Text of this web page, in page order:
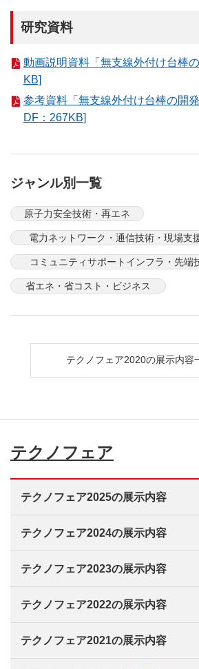
研究資料
動画説明資料「無支線外付け台棒
KB]
参考資料「無支線外付け台棒の開
DF：267KB]
ジャンル別一覧
原子力安全技術・再エネ
電力ネットワーク・通信技術・現場支
コミュニティサポートインフラ・先端
省エネ・省コスト・ビジネス
テクノフェア2020の展示内容
テクノフェア
テクノフェア2025の展示内容
テクノフェア2024の展示内容
テクノフェア2023の展示内容
テクノフェア2022の展示内容
テクノフェア2021の展示内容